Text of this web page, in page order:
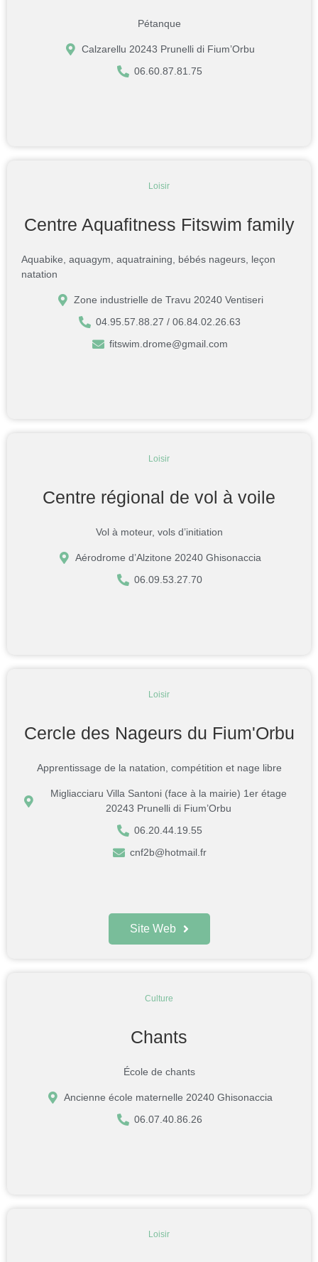
Pétanque
Calzarellu 20243 Prunelli di Fium’Orbu
06.60.87.81.75
Loisir
Centre Aquafitness Fitswim family
Aquabike, aquagym, aquatraining, bébés nageurs, leçon
natation
Zone industrielle de Travu 20240 Ventiseri
04.95.57.88.27 / 06.84.02.26.63
fitswim.drome@gmail.com
Loisir
Centre régional de vol à voile
Vol à moteur, vols d’initiation
Aérodrome d’Alzitone 20240 Ghisonaccia
06.09.53.27.70
Loisir
Cercle des Nageurs du Fium'Orbu
Apprentissage de la natation, compétition et nage libre
Migliacciaru Villa Santoni (face à la mairie) 1er étage
20243 Prunelli di Fium’Orbu
06.20.44.19.55
cnf2b@hotmail.fr
Site Web
Culture
Chants
École de chants
Ancienne école maternelle 20240 Ghisonaccia
06.07.40.86.26
Loisir